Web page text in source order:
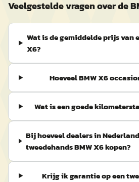
Veelgestelde vragen over de
Wat is de gemiddelde prijs van
X6?
Hoeveel BMW X6
Wat is een goede
Bij hoeveel dealers in
tweedehands BMW X6 kopen?
Krijg ik garantie op een